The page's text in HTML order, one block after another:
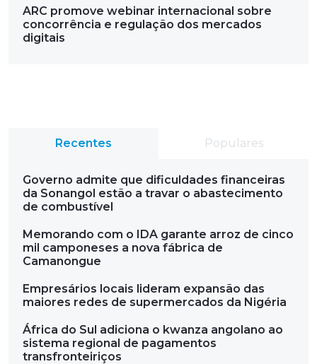
ARC promove webinar internacional sobre
concorrência e regulação dos mercados
digitais
Recentes Populares
Governo admite que dificuldades financeiras
da Sonangol estão a travar o abastecimento
de combustível
Memorando com o IDA garante arroz de cinco
mil camponeses a nova fábrica de
Camanongue
Empresários locais lideram expansão das
maiores redes de supermercados da Nigéria
África do Sul adiciona o kwanza angolano ao
sistema regional de pagamentos
transfronteiriços